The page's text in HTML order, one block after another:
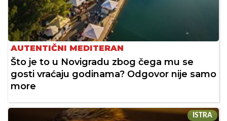
AUTENTIČNI MEDITERAN
Što je to u Novigradu zbog čega mu se
gosti vraćaju godinama? Odgovor nije samo
more
ISTRA